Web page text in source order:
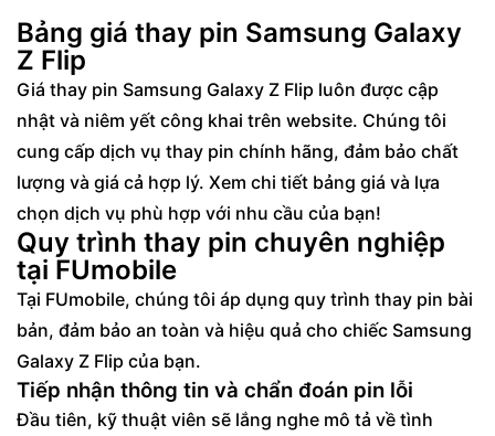
Kiểm tra tổng thể sau thay thế
Lý do nên chọn dịch vụ thay pin Samsung
Galaxy Z Flip tại FUmobile
Linh kiện chính hãng đảm bảo chất lượng
Kỹ thuật viên được đào tạo chuyên sâu
Chính sách bảo hành và hậu mãi chu đáo
Dấu hiệu nhận biết cần thay pin Samsung
Galaxy Z Flip
Câu hỏi thường gặp khi thay pin Samsung
Galaxy Z Flip
Thời gian thay pin Samsung Galaxy Z Flip
dịch vụ trong bao lâu?
Bảng giá thay pin Samsung Galaxy
Z Flip
Giá thay pin Samsung Galaxy Z Flip luôn được cập
nhật và niêm yết công khai trên website. Chúng tôi
cung cấp dịch vụ thay pin chính hãng, đảm bảo chất
lượng và giá cả hợp lý. Xem chi tiết bảng giá và lựa
chọn dịch vụ phù hợp với nhu cầu của bạn!
Quy trình thay pin chuyên nghiệp
tại FUmobile
Tại FUmobile, chúng tôi áp dụng quy trình thay pin bài
bản, đảm bảo an toàn và hiệu quả cho chiếc Samsung
Galaxy Z Flip của bạn.
Tiếp nhận thông tin và chẩn đoán pin lỗi
Đầu tiên, kỹ thuật viên sẽ lắng nghe mô tả về tình